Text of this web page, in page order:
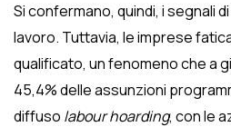
Si confermano, quindi, i segnali
lavoro. Tuttavia, le imprese
qualificato, un fenomeno che a
45,4% delle assunzioni
diffuso labour hoarding, con le